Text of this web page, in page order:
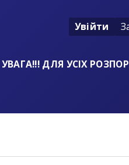
Увійти
УВАГА!!! ДЛЯ УСІХ